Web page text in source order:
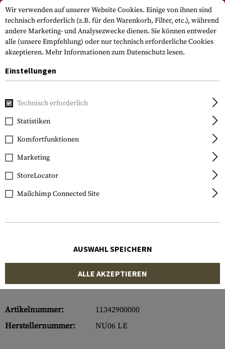
Bitte beachten Sie, dass die Lieferzeiten auf Grund eines Feiertags am
15.08.2026 abweichen können
Stirn- und Helmlampen
Nitecore
NU06 LE Signal Lamp
Artikelnummer:
11342900000
Herstellernummer:
NU06 LE
Wir verwenden auf unserer Website Cookies. Einige von ihnen sind
technisch erforderlich (z.B. für den Warenkorb, Filter, etc.), während
andere Marketing- und Analysezwecke dienen. Sie können entweder
alle (unsere Empfehlung) oder nur technisch erforderliche Cookies
akzeptieren. Mehr Informationen zum Datenschutz lesen.
Einstellungen
Technisch erforderlich
Statistiken
Komfortfunktionen
Marketing
StoreLocator
Mailchimp Connected Site
AUSWAHL SPEICHERN
ALLE AKZEPTIEREN